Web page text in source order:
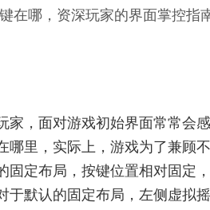
在哪，资深玩家的界面掌控指
家，面对游戏初始界面常常会
哪里，实际上，游戏为了兼顾
固定布局，按键位置相对固定
于默认的固定布局，左侧虚拟